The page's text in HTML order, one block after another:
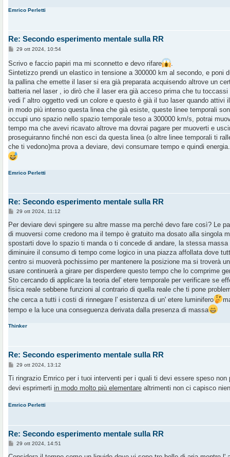
Emrico Perletti
Re: Secondo esperimento mentale sulla RR
M
s
a
g
i
29 ott 2024, 10:54
Scrivo e faccio papiri ma mi sconnetto e devo rifare
Sintetizzo prendi un elastico in tensione a 300000 km al secondo, e poni
la pallina che emette il laser si era già preparata acquisendo altrove un
batteria nel laser , io dirò che il laser era già acceso prima che tu
vedi l' altro oggetto vedi un colore e questo è già il tuo laser quando attivi
in modo più intenso questa linea che già esiste, queste linee temporali
occupi uno spazio nello spazio temporale teso a 300000 km/s, potrai
tempo ma che avevi ricavato altrove ma dovrai pagare per muoverti e
proseguiranno finché non esci da questa linea (o altre linee temporali ti
che ti vedono)ma prova a deviare, devi consumare tempo e quindi
Emrico Perletti
Re: Secondo esperimento mentale sulla RR
M
s
a
g
i
o
29 ott 2024, 11:12
Per deviare devi spingere su altre masse ma perché devo fare così? Le
di muoversi come credono ma il tempo è gratuito ma dosato alla singola
spostarti dove lo spazio ti manda o ti concede di andare, la stessa
diminuire il consumo di tempo come logico in una piazza affollata dove
centro si muoverà pochissimo per mantenere la posizione ma si troverà
usare continuerà a girare per disperdere questo tempo che lo comprime
Sto cercando di applicare la teoria del' etere temporale per verificare se
fisica reale sebbene funzioni al contrario di quella reale che ti pone
che cerca a tutti i costi di rinnegare l' esistenza di un' etere luminifero
tempo e la luce una conseguenza derivata dalla presenza di massa
Thinker
Re: Secondo esperimento mentale sulla RR
M
s
a
i
29 ott 2024, 13:12
Ti ringrazio Emrico per i tuoi interventi per i quali ti devi essere speso
devi esprimerti in modo molto più elementare altrimenti non ci capisco
Emrico Perletti
Re: Secondo esperimento mentale sulla RR
M
s
29 ott 2024, 14:51